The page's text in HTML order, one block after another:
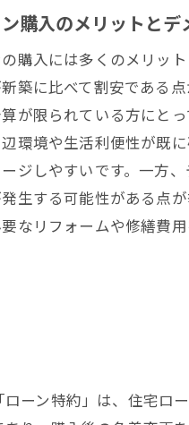
ンションを購入するメリ
ーマンス
購入のメリットとデ
購入には多くのメリッ
築に比べて割安である
が限られている方にと
環境や生活利便性が既
ジしやすいです。一方
生する可能性がある点
なリフォームや修繕費用
ーン特約」は、住宅ロ